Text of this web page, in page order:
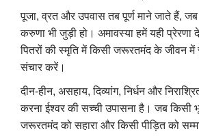
पूजा, व्रत और उपवास तब पूर्ण माने जाते हैं,
करुणा भी जुड़ी हो। अमावस्या हमें यही प्रेरणा
पितरों की स्मृति में किसी जरूरतमंद के जीवन
संचार करें।
दीन-हीन, असहाय, दिव्यांग, निर्धन और
करना ईश्वर की सच्ची उपासना है। जब किसी
जरूरतमंद को सहारा और किसी पीड़ित को